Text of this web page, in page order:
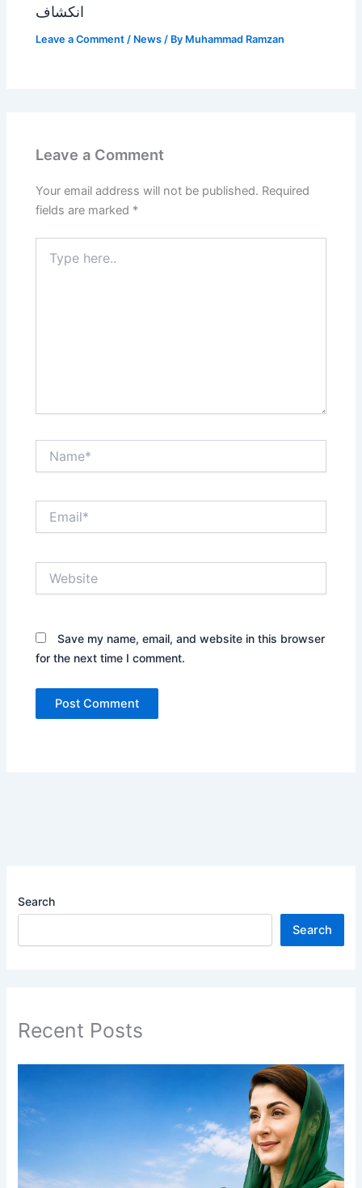
انکشاف
Leave a Comment / News / By Muhammad Ramzan
Leave a Comment
Your email address will not be published. Required
fields are marked *
here..
Save my name, email, and website in this browser
for the next time I comment.
Search
Search
Recent Posts